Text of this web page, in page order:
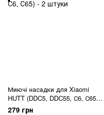
Миючі насадки для Xiaomi
HUTT (DDC5, DDC55, С6, С65)
– 2 шт.
279 грн